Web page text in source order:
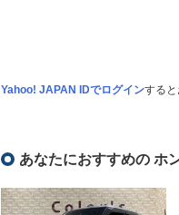
Yahoo! JAPAN IDでログインすると
あなたにおすすめの ホ